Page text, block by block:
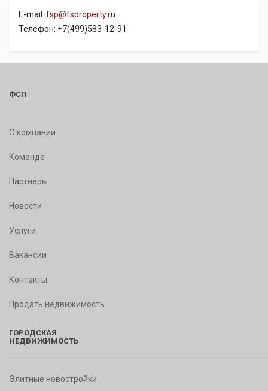
E-mail: fsp@fsproperty.ru
Телефон: +7(499)583-12-91
ФСП
О компании
Команда
Партнеры
Новости
Услуги
Вакансии
Контакты
Продать недвижимость
ГОРОДСКАЯ
НЕДВИЖИМОСТЬ
Элитные новостройки